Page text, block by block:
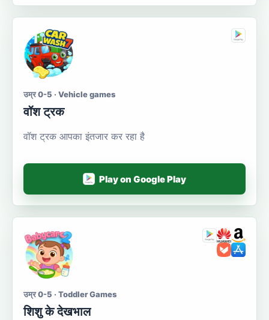
उम्र 0-5 · Vehicle games
वॉश ट्रक
वॉश ट्रक आपका इंतजार कर रहा है
Play on Google Play
उम्र 0-5 · Toddler Games
शिशु के देखभाल